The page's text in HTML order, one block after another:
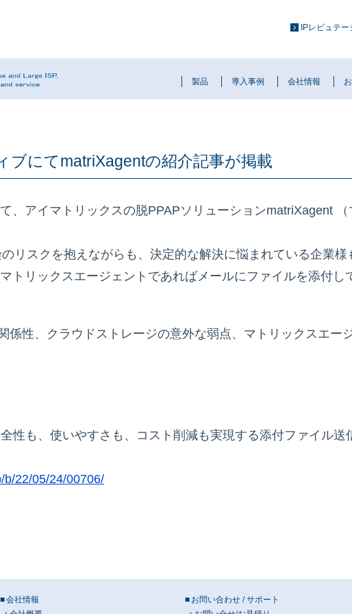
IPレピュテ
製品 導入事例 会社情報
ブにてmatriXagentの紹介記事が掲載
、アイマトリックスの脱PPAPソリューションmatriXagent
リスクを抱えながらも、決定的な解決に悩まれている企業
トリックスエージェントであればメールにファイルを添付
係性、クラウドストレージの意外な弱点、マトリックスエー
性も、使いやすさも、コスト削減も実現する添付ファイル送
b/22/05/24/00706/
会社情報
お問い合わせ / サポート